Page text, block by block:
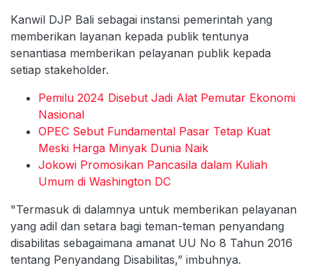
Kanwil DJP Bali sebagai instansi pemerintah yang
memberikan layanan kepada publik tentunya
senantiasa memberikan pelayanan publik kepada
setiap stakeholder.
Pemilu 2024 Disebut Jadi Alat Pemutar Ekonomi
Nasional
OPEC Sebut Fundamental Pasar Tetap Kuat
Meski Harga Minyak Dunia Naik
Jokowi Promosikan Pancasila dalam Kuliah
Umum di Washington DC
"Termasuk di dalamnya untuk memberikan pelayanan
yang adil dan setara bagi teman-teman penyandang
disabilitas sebagaimana amanat UU No 8 Tahun 2016
tentang Penyandang Disabilitas,” imbuhnya.